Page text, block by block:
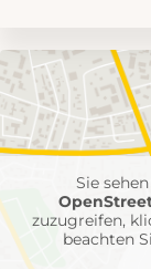
mit
Sie
zuzugreifen,
beachten